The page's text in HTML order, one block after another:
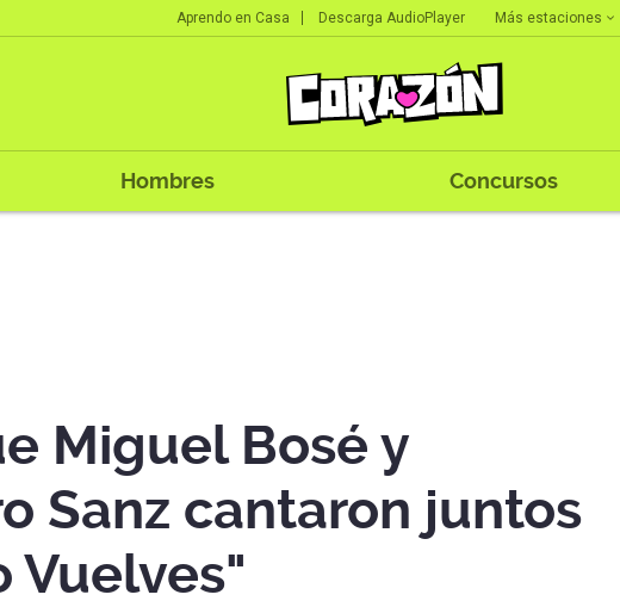
Aprendo en Casa Descarga AudioPlayer Más estaciones
Hombres Concursos
Miguel Bosé y
Sanz cantaron juntos
Vuelves"